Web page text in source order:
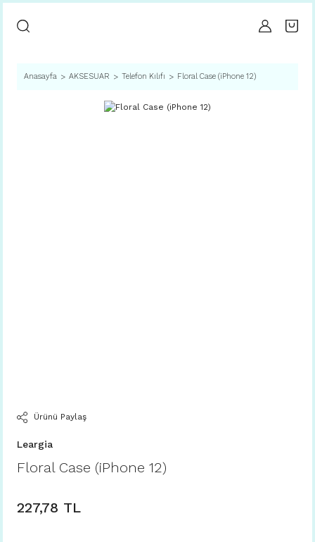
Anasayfa AKSESUAR Telefon Kılıfı Floral Case (iPhone 12)
Ürünü Paylaş
Leargia
Floral Case (iPhone 12)
227,78 TL